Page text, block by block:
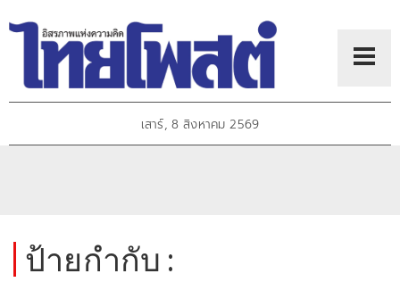
เสาร์, 8 สิงหาคม 2569
ป้ายกำกับ :